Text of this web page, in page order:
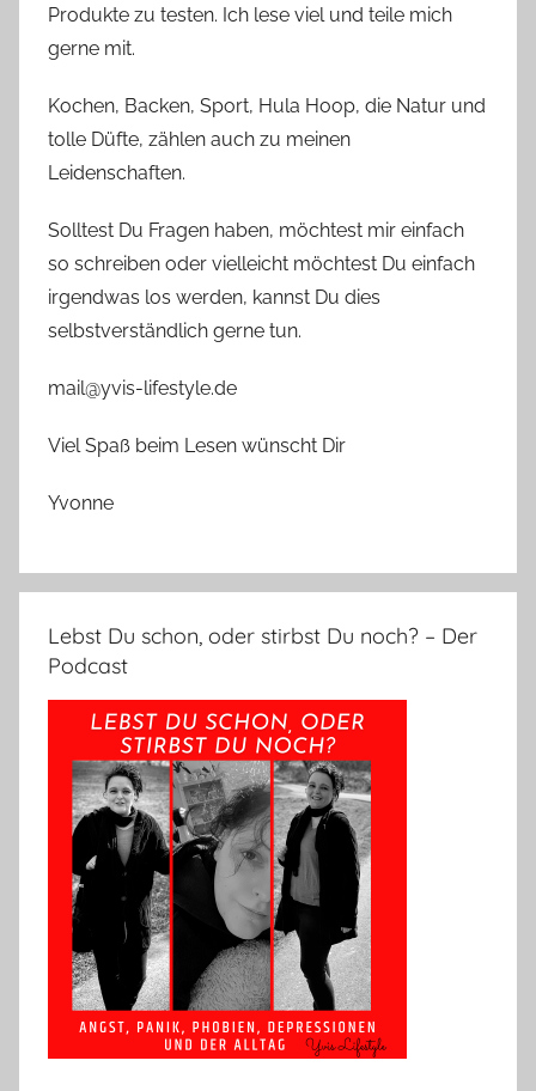
Produkte zu testen. Ich lese viel und teile mich
gerne mit.
Kochen, Backen, Sport, Hula Hoop, die Natur und
tolle Düfte, zählen auch zu meinen
Leidenschaften.
Solltest Du Fragen haben, möchtest mir einfach
so schreiben oder vielleicht möchtest Du einfach
irgendwas los werden, kannst Du dies
selbstverständlich gerne tun.
mail@yvis-lifestyle.de
Viel Spaß beim Lesen wünscht Dir
Yvonne
Lebst Du schon, oder stirbst Du noch? – Der
Podcast